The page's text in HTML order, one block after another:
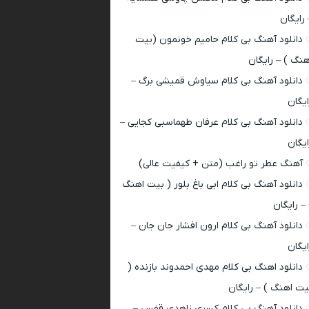
رایگان
دانلود آهنگ بی کلام حامیم خونمون (بیت
) – رایگان
دانلود آهنگ بی کلام سیاوش قمیشی برگ –
دانلود آهنگ بی کلام عرفان طهماسبی کجایی –
آهنگ عطر تو راغب (متن + کیفیت عالی)
دانلود آهنگ بی کلام ابی باغ بلور ( بیت اهنگ
– رایگان
دانلود آهنگ بی کلام ارون افشار جان جان –
دانلود اهنگ بی کلام مهدی احمدوند بازنده (
اهنگ ) – رایگان